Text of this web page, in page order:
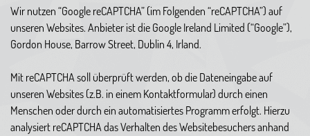
Wir nutzen “Google reCAPTCHA” (im Folgenden “reCAPTCHA”) auf
unseren Websites. Anbieter ist die Google Ireland Limited (“Google”),
Gordon House, Barrow Street, Dublin 4, Irland.
Mit reCAPTCHA soll überprüft werden, ob die Dateneingabe auf
unseren Websites (z.B. in einem Kontaktformular) durch einen
Menschen oder durch ein automatisiertes Programm erfolgt. Hierzu
analysiert reCAPTCHA das Verhalten des Websitebesuchers anhand